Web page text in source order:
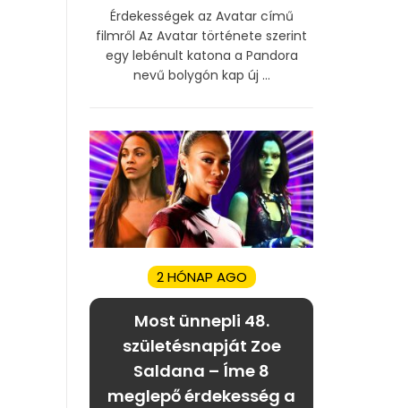
Érdekességek az Avatar című
filmről Az Avatar története szerint
egy lebénult katona a Pandora
nevű bolygón kap új ...
2 HÓNAP AGO
Most ünnepli 48.
születésnapját Zoe
Saldana – Íme 8
meglepő érdekesség a